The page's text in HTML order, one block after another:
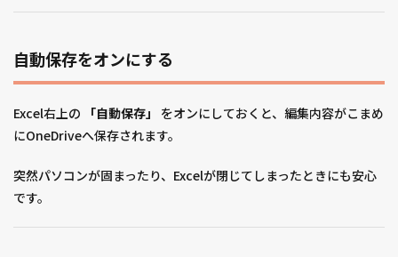
自動保存をオンにする
Excel右上の 「自動保存」
をオンにしておくと、編集内容がこまめ
にOneDriveへ保存されます。
突然パソコンが固まったり、Excelが閉じてしまったときにも安心
です。